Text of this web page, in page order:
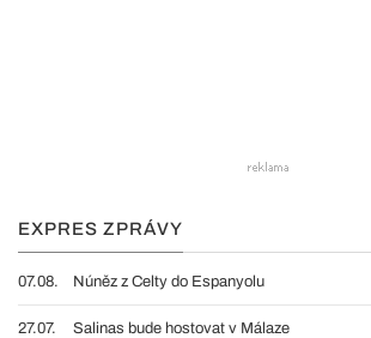
EXPRES ZPRÁVY
07.08. Núněz z Celty do Espanyolu
27.07. Salinas bude hostovat v Málaze